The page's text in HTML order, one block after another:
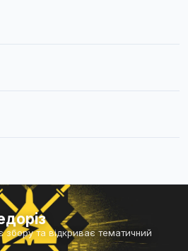
збору та відкриває тематичний